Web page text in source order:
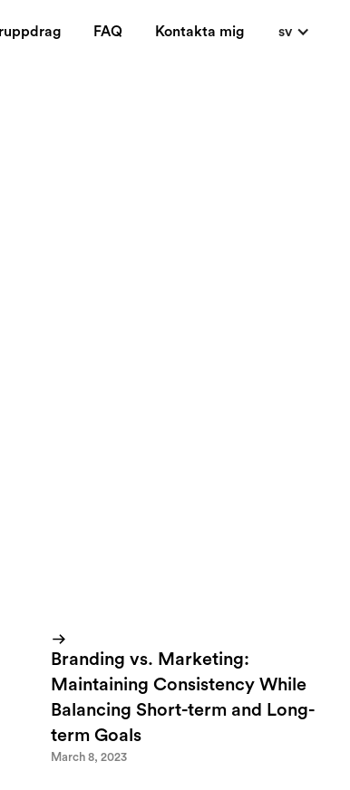
FAQ Kontakta mig sv
Branding vs. Marketing:
Maintaining Consistency While
Balancing Short-term and Long-
term Goals
March 8, 2023